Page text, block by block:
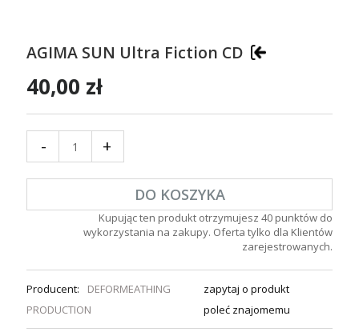
AGIMA SUN Ultra Fiction CD
40,00 zł
- +
DO KOSZYKA
Kupując ten produkt otrzymujesz 40 punktów do
wykorzystania na zakupy. Oferta tylko dla Klientów
zarejestrowanych.
Producent:
DEFORMEATHING
PRODUCTION
zapytaj o produkt
poleć znajomemu